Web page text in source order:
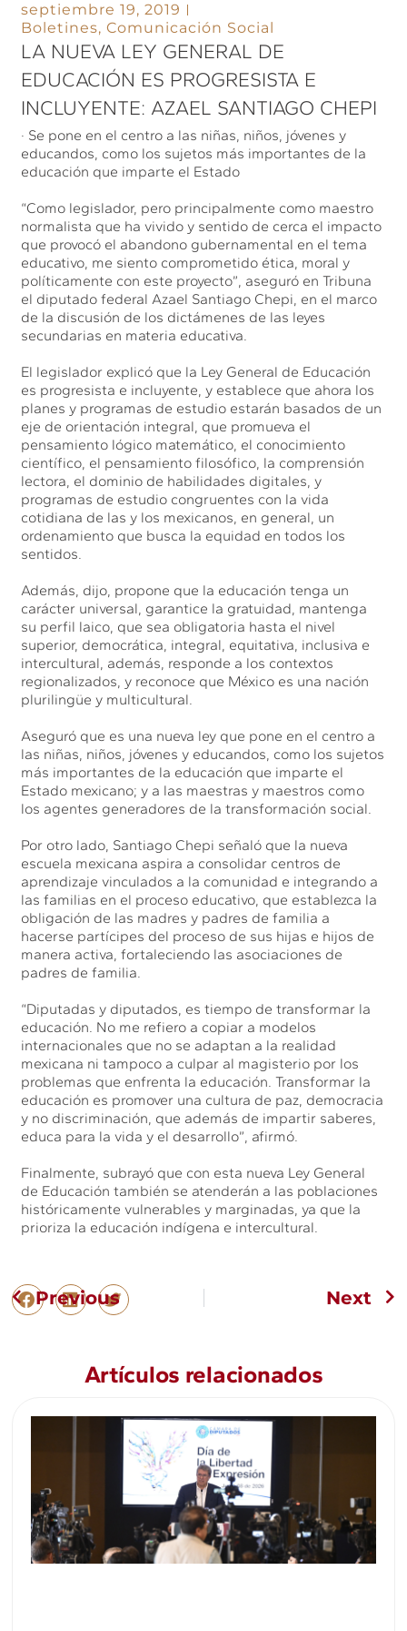
septiembre 19, 2019
Boletines,Comunicación Social
LA NUEVA LEY GENERAL DE
EDUCACIÓN ES PROGRESISTA E
INCLUYENTE: AZAEL SANTIAGO CHEPI
· Se pone en el centro a las niñas, niños, jóvenes y
educandos, como los sujetos más importantes de la
educación que imparte el Estado
“Como legislador, pero principalmente como maestro
normalista que ha vivido y sentido de cerca el impacto
que provocó el abandono gubernamental en el tema
educativo, me siento comprometido ética, moral y
políticamente con este proyecto”, aseguró en Tribuna
el diputado federal Azael Santiago Chepi, en el marco
de la discusión de los dictámenes de las leyes
secundarias en materia educativa.
El legislador explicó que la Ley General de Educación
es progresista e incluyente, y establece que ahora los
planes y programas de estudio estarán basados de un
eje de orientación integral, que promueva el
pensamiento lógico matemático, el conocimiento
científico, el pensamiento filosófico, la comprensión
lectora, el dominio de habilidades digitales, y
programas de estudio congruentes con la vida
cotidiana de las y los mexicanos, en general, un
ordenamiento que busca la equidad en todos los
sentidos.
Además, dijo, propone que la educación tenga un
carácter universal, garantice la gratuidad, mantenga
su perfil laico, que sea obligatoria hasta el nivel
superior, democrática, integral, equitativa, inclusiva e
intercultural, además, responde a los contextos
regionalizados, y reconoce que México es una nación
plurilingüe y multicultural.
Aseguró que es una nueva ley que pone en el centro a
las niñas, niños, jóvenes y educandos, como los sujetos
más importantes de la educación que imparte el
Estado mexicano; y a las maestras y maestros como
los agentes generadores de la transformación social.
Por otro lado, Santiago Chepi señaló que la nueva
escuela mexicana aspira a consolidar centros de
aprendizaje vinculados a la comunidad e integrando a
las familias en el proceso educativo, que establezca la
obligación de las madres y padres de familia a
hacerse partícipes del proceso de sus hijas e hijos de
manera activa, fortaleciendo las asociaciones de
padres de familia.
“Diputadas y diputados, es tiempo de transformar la
educación. No me refiero a copiar a modelos
internacionales que no se adaptan a la realidad
mexicana ni tampoco a culpar al magisterio por los
problemas que enfrenta la educación. Transformar la
educación es promover una cultura de paz, democracia
y no discriminación, que además de impartir saberes,
educa para la vida y el desarrollo”, afirmó.
Finalmente, subrayó que con esta nueva Ley General
de Educación también se atenderán a las poblaciones
históricamente vulnerables y marginadas, ya que la
prioriza la educación indígena e intercultural.
Previous Next
Artículos relacionados